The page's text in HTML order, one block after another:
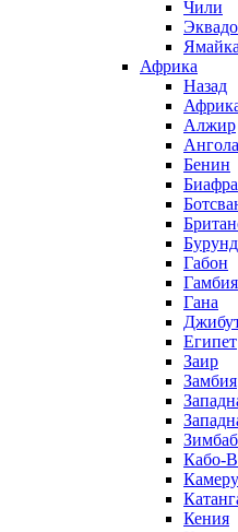
Чили
Ямайка
Африка
Назад
Алжир
Ангола
Бенин
Биафра
Габон
Гамбия
Гана
Египет
Заир
Замбия
Кабо-
Кения